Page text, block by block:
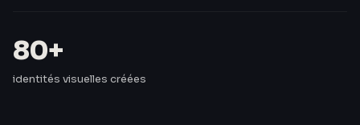
80+
identités visuelles créées